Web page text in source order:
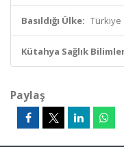
Basıldığı Ülke: Türkiye
Kütahya Sağlık
Paylaş